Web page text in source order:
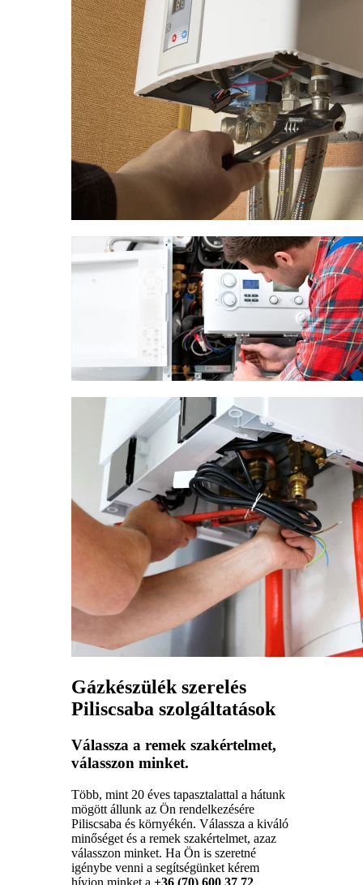
Gázkészülék szerelés
Piliscsaba szolgáltatások
Válassza a remek szakértelmet,
válasszon minket.
Több, mint 20 éves tapasztalattal a hátunk
mögött állunk az Ön rendelkezésére
Piliscsaba és környékén. Válassza a kiváló
minőséget és a remek szakértelmet, azaz
válasszon minket. Ha Ön is szeretné
igénybe venni a segítségünket kérem
hívjon minket a +36 (70) 600 37 72